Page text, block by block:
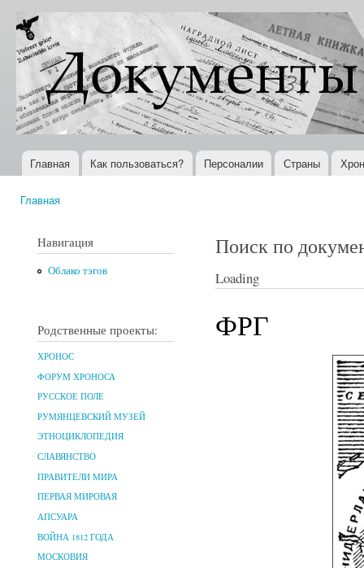
Документы
XX века
Всемирная
история в
Интернете
Главное меню
Главная Как пользоваться? Персоналии Страны
Главная
Навигация
Облако тэгов
Родственные проекты:
ХРОНОС
ФОРУМ ХРОНОСА
РУССКОЕ ПОЛЕ
РУМЯНЦЕВСКИЙ МУЗЕЙ
ЭТНОЦИКЛОПЕДИЯ
СЛАВЯНСТВО
ПРАВИТЕЛИ МИРА
ПЕРВАЯ МИРОВАЯ
АПСУАРА
ВОЙНА 1812 ГОДА
МОСКОВИЯ
Поиск по
Loading
ФРГ